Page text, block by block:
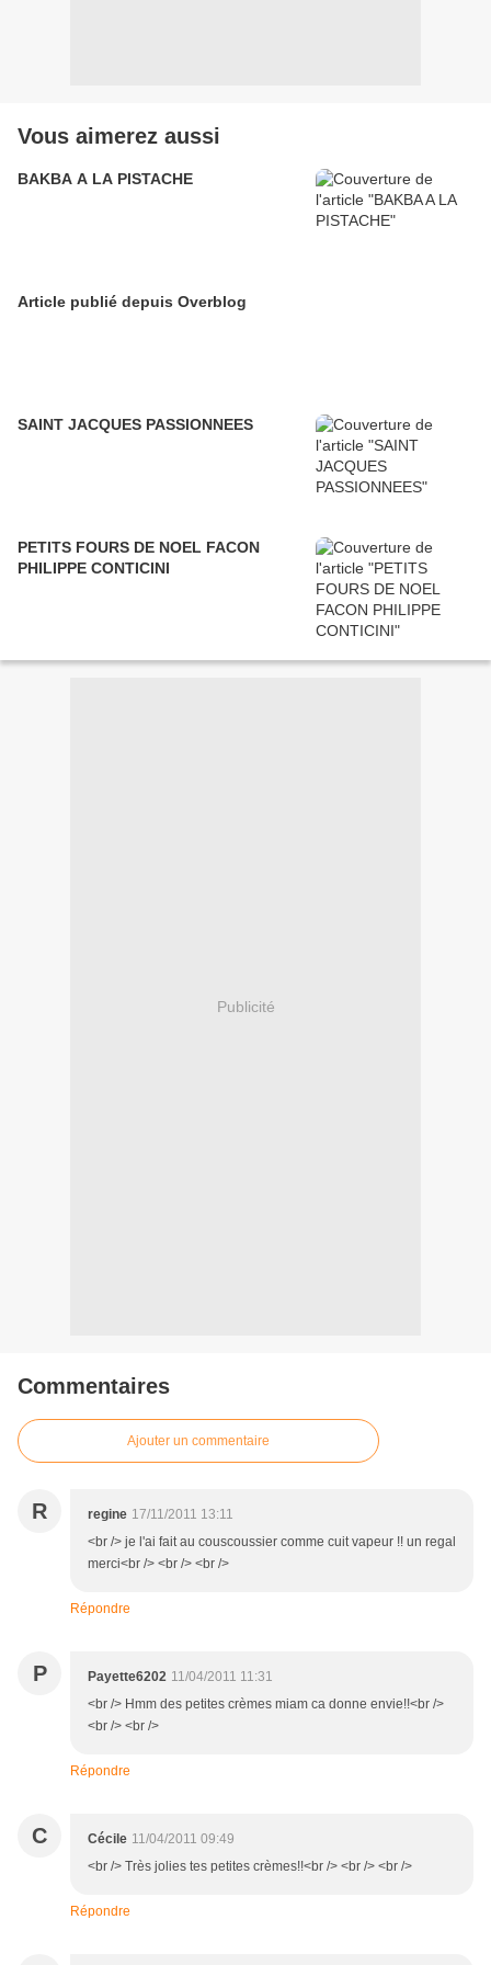
Vous aimerez aussi
BAKBA A LA PISTACHE
Article publié depuis Overblog
SAINT JACQUES PASSIONNEES
PETITS FOURS DE NOEL FACON
PHILIPPE CONTICINI
Publicité
Commentaires
Ajouter un commentaire
R regine 17/11/2011 13:11
<br /> je l'ai fait au couscoussier comme cuit vapeur !! un regal
merci<br /> <br /> <br />
Répondre
P Payette6202 11/04/2011 11:31
<br /> Hmm des petites crèmes miam ca donne envie!!<br />
<br /> <br />
Répondre
C Cécile 11/04/2011 09:49
<br /> Très jolies tes petites crèmes!!<br /> <br /> <br />
Répondre